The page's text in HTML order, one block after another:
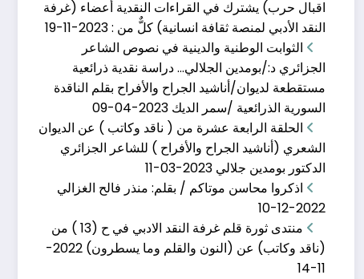
الثوابت الوطنية وا�
أبريل 9, 2023
الثوابت الوطنية والدينية في نصوص الشاعر الجزائري د:/
بومدين الجلالي
اقبال حرب) يشترك في القراءات النقدية أعضاء (غرفة
النقد الأدبي لمنصة ثقافة انسانية) كلٌّ من :2023-11-19
الثوابت الوطنية والدينية في نصوص الشاعر
الجزائري د:/بومدين الجلالي… دراسة نقدية ذرائعية
مستقطعة لديوان/أناشيد الجراح والأفراح بقلم الناقدة
السورية الذرائعية /سمر الديك 2023-04-09
الحلقة الرابعة عشرة من ( ناقد وكاتب ) عن الديوان
الشعري (أناشيد الجراح والأفراح ) للشاعر الجزائري
الدكتور بومدين جلالي 2023-03-11
اذكروا محاسن موتاكم / بقلم: منذر فالح الغزالي
2022-12-10
منتدى ثورة قلم غرفة النقد الادبي في ح (13 ) من
(ناقد وكاتب) عن (النون والقلم وما يسطرون)
2022-
11-14